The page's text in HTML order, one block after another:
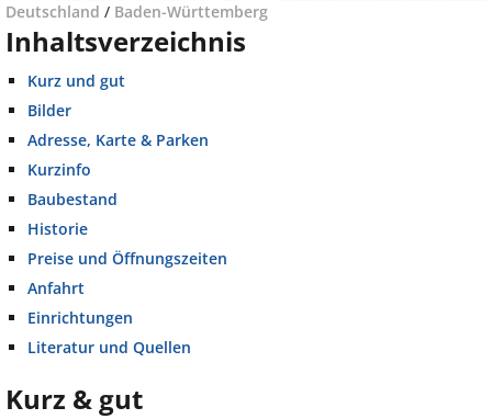
Deutschland / Baden-Württemberg
Inhaltsverzeichnis
Kurz und gut
Bilder
Adresse, Karte & Parken
Kurzinfo
Baubestand
Historie
Preise und Öffnungszeiten
Anfahrt
Einrichtungen
Literatur und Quellen
Kurz & gut